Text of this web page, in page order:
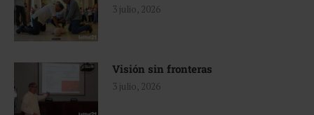
3 julio, 2026
Visión sin fronteras
3 julio, 2026